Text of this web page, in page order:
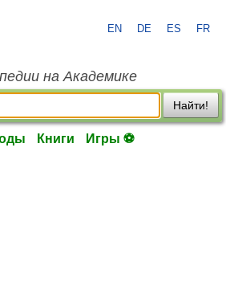
EN DE ES FR
на Академике
Найти!
Книги Игры ⚽